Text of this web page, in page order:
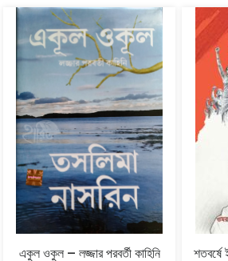
একুল ওকুল – লজ্জার পরবর্তী কাহিনি